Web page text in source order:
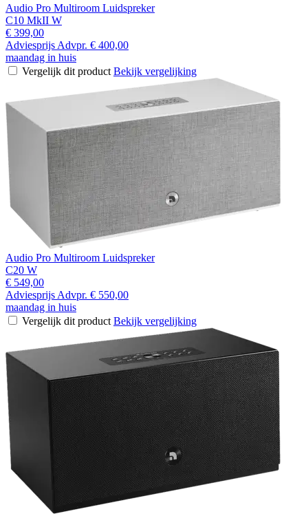
Audio Pro Multiroom Luidspreker
C10 MkII W
€ 399,00
Adviesprijs Advpr. € 400,00
maandag in huis
Vergelijk dit product Bekijk vergelijking
Audio Pro Multiroom Luidspreker
C20 W
€ 549,00
Adviesprijs Advpr. € 550,00
maandag in huis
Vergelijk dit product Bekijk vergelijking